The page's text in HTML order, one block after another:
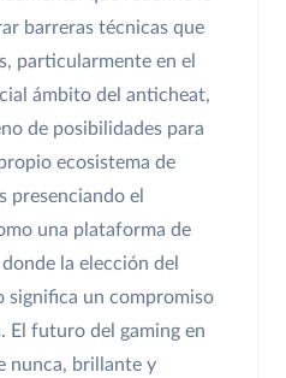
barreras técnicas que
particularmente en el
ámbito del anticheat,
de posibilidades para
ecosistema de
presenciando el
una plataforma de
la elección del
significa un compromiso
El futuro del gaming en
nunca, brillante y